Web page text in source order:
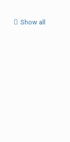
Show all